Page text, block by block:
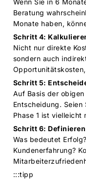
Beratung
Monate haben,
Schritt 4:
Nicht nur direkte
sondern auch
Schritt 5:
Auf Basis der
Entscheidung.
Phase 1 ist
Schritt 6:
Was bedeutet
Kundenerfahrung?
:::tipp